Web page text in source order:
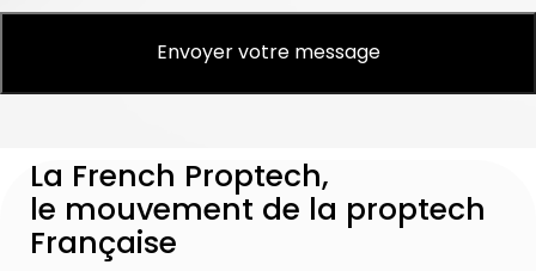
La French Proptech,
le mouvement de la proptech
Française